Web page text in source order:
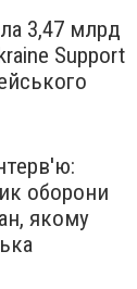
3,47 млрд
Support
оборони
якому